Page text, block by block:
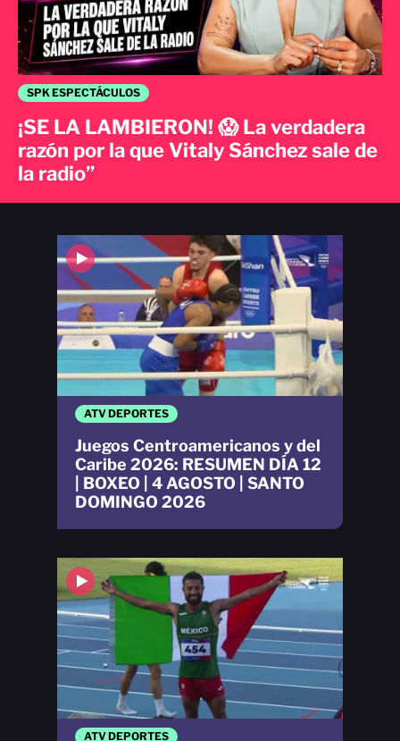
SPK ESPECTÁCULOS
¡SE LA LAMBIERON! 😱 La verdadera
razón por la que Vitaly Sánchez sale de
la radio”
ATV DEPORTES
ATV DEPORTES
Juegos Centroamericanos y del
Caribe 2026: RESUMEN DÍA 12
| BOXEO | 4 AGOSTO | SANTO
DOMINGO 2026